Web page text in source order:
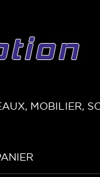
MOBILIER,